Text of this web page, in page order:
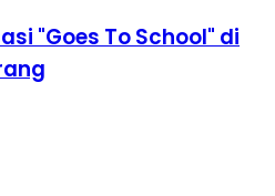
"Goes To School" di